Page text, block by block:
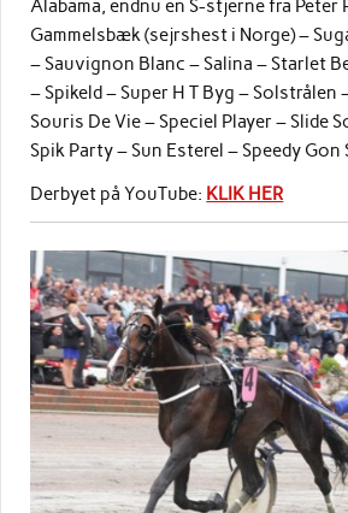
Alabama, endnu en S-stjerne fra Peter
Gammelsbæk (sejrshest i Norge) –
– Sauvignon Blanc – Salina – Starlet
– Spikeld – Super H T Byg – Solstrålen
Souris De Vie – Speciel Player – Slide
Spik Party – Sun Esterel – Speedy Gon
Derbyet på YouTube: KLIK HER